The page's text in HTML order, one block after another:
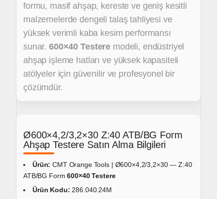
formu, masif ahşap, kereste ve geniş kesitli
malzemelerde dengeli talaş tahliyesi ve
yüksek verimli kaba kesim performansı
sunar. 600×40 Testere modeli, endüstriyel
ahşap işleme hatları ve yüksek kapasiteli
atölyeler için güvenilir ve profesyonel bir
çözümdür.
Ø600×4,2/3,2×30 Z:40 ATB/BG Form
Ahşap Testere Satın Alma Bilgileri
Ürün: CMT Orange Tools | Ø600×4,2/3,2×30 — Z:40
ATB/BG Form 600×40 Testere
Ürün Kodu: 286.040.24M